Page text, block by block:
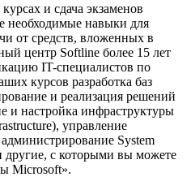
и сдача экзаменов
необходимые навыки для
от средств, вложенных в
центр Softline более 15 лет
IT-специалистов по
курсов разработка баз
и реализация решений
и настройка инфраструктуры
управление
System
другие, с которыми вы можете
Microsoft».